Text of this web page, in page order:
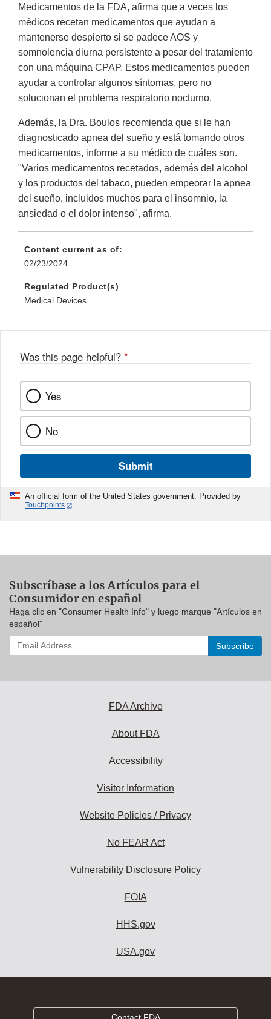
Medicamentos de la FDA, afirma que a veces los
médicos recetan medicamentos que ayudan a
mantenerse despierto si se padece AOS y
somnolencia diurna persistente a pesar del tratamiento
con una máquina CPAP. Estos medicamentos pueden
ayudar a controlar algunos síntomas, pero no
solucionan el problema respiratorio nocturno.
Además, la Dra. Boulos recomienda que si le han
diagnosticado apnea del sueño y está tomando otros
medicamentos, informe a su médico de cuáles son.
"Varios medicamentos recetados, además del alcohol
y los productos del tabaco, pueden empeorar la apnea
del sueño, incluidos muchos para el insomnio, la
ansiedad o el dolor intenso", afirma.
Content current as of:
02/23/2024
Regulated Product(s)
Medical Devices
Was this page helpful? *
Yes
No
Submit
An official form of the United States government. Provided by
Touchpoints
Subscríbase a los Artículos para el
Consumidor en español
Haga clic en "Consumer Health Info" y luego marque "Artículos en
español"
Enter
your
FDA Archive
About FDA
Accessibility
Visitor Information
Website Policies / Privacy
No FEAR Act
Vulnerability Disclosure Policy
FOIA
HHS.gov
USA.gov
Contact FDA